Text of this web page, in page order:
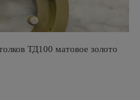
ТД100 матовое золото